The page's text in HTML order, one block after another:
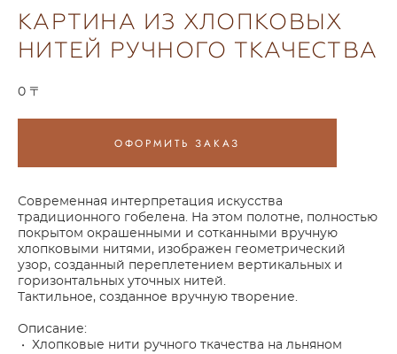
КАРТИНА ИЗ ХЛОПКОВЫХ
НИТЕЙ РУЧНОГО ТКАЧЕСТВА
0 〒
ОФОРМИТЬ ЗАКАЗ
Современная интерпретация искусства
традиционного гобелена. На этом полотне, полностью
покрытом окрашенными и сотканными вручную
хлопковыми нитями, изображен геометрический
узор, созданный переплетением вертикальных и
горизонтальных уточных нитей.
Тактильное, созданное вручную творение.
Описание:
• Хлопковые нити ручного ткачества на льняном